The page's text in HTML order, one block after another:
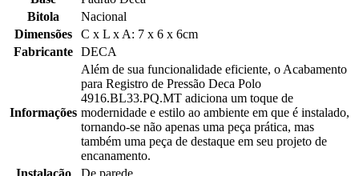
Bitola
Nacional
Dimensões
C x L x A: 7 x 6 x 6cm
Fabricante DECA
Informações
Além de sua funcionalidade eficiente, o Acabamento
para Registro de Pressão Deca Polo
4916.BL33.PQ.MT adiciona um toque de
modernidade e estilo ao ambiente em que é instalado,
tornando-se não apenas uma peça prática, mas
também uma peça de destaque em seu projeto de
encanamento.